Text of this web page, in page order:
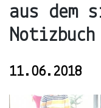
Notizbuch
LJUNO
aus dem
Notizbuch
11.06.2018